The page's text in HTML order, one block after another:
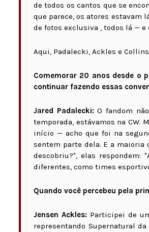
de todos os cantos que se
que parece, os atores estavam
de fotos exclusiva , todos lá — e
Aqui, Padalecki, Ackles e
Comemorar 20 anos desde o
continuar fazendo essas
Jared Padalecki:O fandom
temporada, estávamos na CW.
início — acho que foi na
sentem parte dela. E a maioria
descobriu?", elas respondem:
diferentes, como times
Quando você percebeu pela
Jensen Ackles: Participei de
representando Supernatural